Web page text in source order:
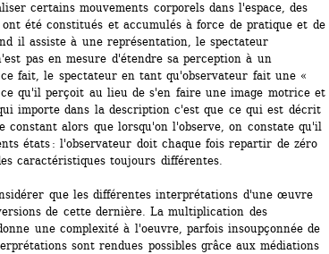
certains mouvements corporels dans l'espace, des
ont été constitués et accumulés à force de pratique et de
il assiste à une représentation, le spectateur
pas en mesure d'étendre sa perception à un
fait, le spectateur en tant qu'observateur fait une «
ce qu'il perçoit au lieu de s'en faire une image motrice et
importe dans la description c'est que ce qui est décrit
constant alors que lorsqu'on l'observe, on constate qu'il
états : l'observateur doit chaque fois repartir de zéro
caractéristiques toujours différentes.
que les différentes interprétations d'une œuvre
de cette dernière. La multiplication des
une complexité à l'oeuvre, parfois insoupçonnée de
sont rendues possibles grâce aux médiations